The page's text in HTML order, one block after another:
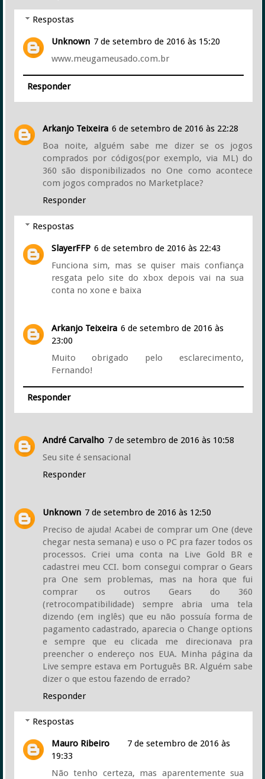
Respostas
Unknown 7 de setembro de 2016 às 15:20
www.meugameusado.com.br
Responder
Arkanjo Teixeira 6 de setembro de 2016 às 22:28
Boa noite, alguém sabe me dizer se os jogos
comprados por códigos(por exemplo, via ML) do
360 são disponibilizados no One como acontece
com jogos comprados no Marketplace?
Responder
Respostas
SlayerFFP 6 de setembro de 2016 às 22:43
Funciona sim, mas se quiser mais confiança
resgata pelo site do xbox depois vai na sua
conta no xone e baixa
Arkanjo Teixeira 6 de setembro de 2016 às
23:00
Muito obrigado pelo esclarecimento,
Fernando!
Responder
André Carvalho 7 de setembro de 2016 às 10:58
Seu site é sensacional
Responder
Unknown 7 de setembro de 2016 às 12:50
Preciso de ajuda! Acabei de comprar um One (deve
chegar nesta semana) e uso o PC pra fazer todos os
processos. Criei uma conta na Live Gold BR e
cadastrei meu CCI. bom consegui comprar o Gears
pra One sem problemas, mas na hora que fui
comprar os outros Gears do 360
(retrocompatibilidade) sempre abria uma tela
dizendo (em inglês) que eu não possuía forma de
pagamento cadastrado, aparecia o Change options
e sempre que eu clicada me direcionava pra
preencher o endereço nos EUA. Minha página da
Live sempre estava em Português BR. Alguém sabe
dizer o que estou fazendo de errado?
Responder
Respostas
Mauro Ribeiro
7 de setembro de 2016 às
19:33
Não tenho certeza, mas aparentemente sua